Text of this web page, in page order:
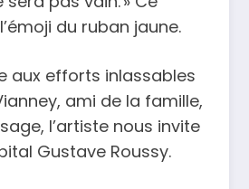
du ruban jaune.
aux efforts inlassables
ami de la famille,
l’artiste nous invite
Gustave Roussy.